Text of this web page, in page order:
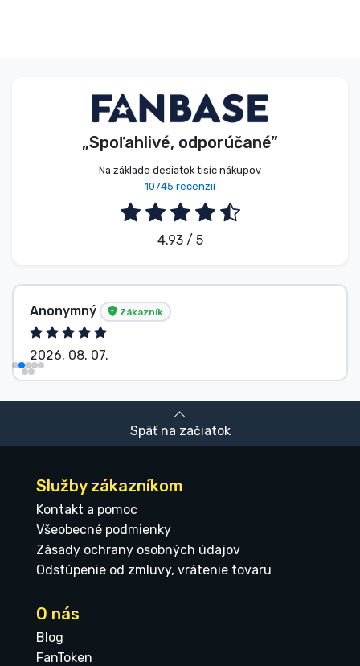
„Spoľahlivé, odporúčané”
Na základe desiatok tisíc nákupov
10745 recenzií
4.93 / 5
Anonymný Zákazník
2026. 08. 07.
Späť na začiatok
Služby zákazníkom
Kontakt a pomoc
Všeobecné podmienky
Zásady ochrany osobných údajov
Odstúpenie od zmluvy, vrátenie tovaru
O nás
Blog
FanToken